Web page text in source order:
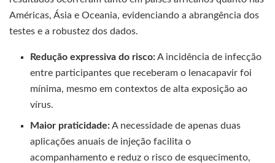
Américas, Ásia e Oceania, evidenciando a abrangência dos
testes e a robustez dos dados.
Redução expressiva do risco:A incidência de infecção
entre participantes que receberam o lenacapavir foi
mínima, mesmo em contextos de alta exposição ao
vírus.
Maior praticidade:A necessidade de apenas duas
aplicações anuais de injeção facilita o
acompanhamento e reduz o risco de esquecimento,